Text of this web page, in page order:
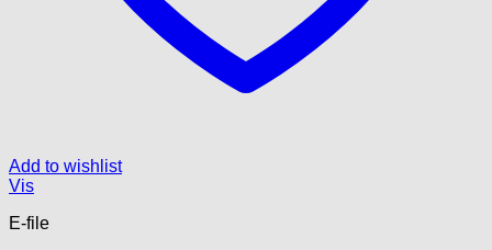
Add to wishlist
Vis
E-file